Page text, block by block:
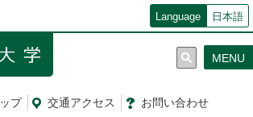
Language 日本語
プ 交通アクセス お問い合わせ
MENU